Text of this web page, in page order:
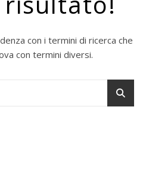
con i termini di ricerca che
con termini diversi.